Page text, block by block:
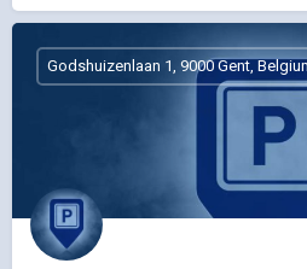
Godshuizenlaan 1, 9000 Gent,